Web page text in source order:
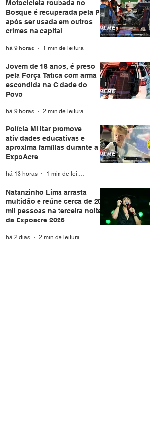
Motocicleta roubada no
Bosque é recuperada pela PM
após ser usada em outros
crimes na capital
há 9 horas 1 min de leitura
Jovem de 18 anos, é preso
pela Força Tática com arma
escondida na Cidade do
Povo
há 9 horas 2 min de leitura
Polícia Militar promove
atividades educativas e
aproxima famílias durante a
ExpoAcre
há 13 horas 1 min de leitura
Natanzinho Lima arrasta
multidão e reúne cerca de 20
mil pessoas na terceira noite
da Expoacre 2026
há 2 dias 2 min de leitura